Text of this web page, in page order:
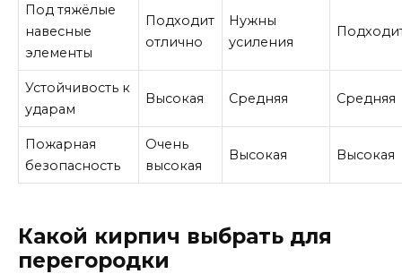
Под тяжёлые
навесные
элементы
Подходит
отлично
Нужны
усиления
Устойчивость к
ударам
Высокая Средняя Средняя
Пожарная
безопасность
Очень
высокая
Высокая Высокая
Какой кирпич выбрать для
перегородки